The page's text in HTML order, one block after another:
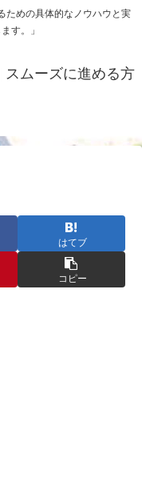
ための具体的なノウハウと実
す。」
スムーズに進める方
はてブ
コピー